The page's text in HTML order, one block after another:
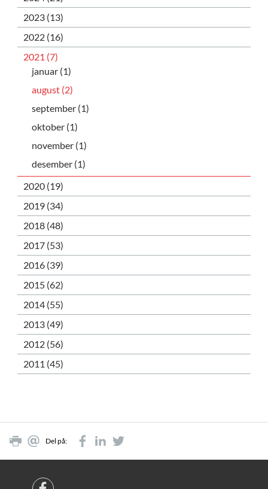
2023 (13)
2022 (16)
2021 (7)
januar (1)
august (2)
september (1)
oktober (1)
november (1)
desember (1)
2020 (19)
2019 (34)
2018 (48)
2017 (53)
2016 (39)
2015 (62)
2014 (55)
2013 (49)
2012 (56)
2011 (45)
Del på: